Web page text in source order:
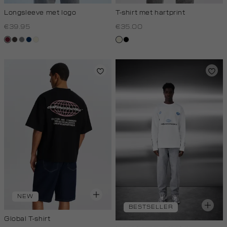
Longsleeve met logo
€39.95
bordeaux
choco
middengrijs
donkerblauw
T-shirt met hartprint
€35.00
wit,
white
zwart
NEW
Global T-shirt
BESTSELLER